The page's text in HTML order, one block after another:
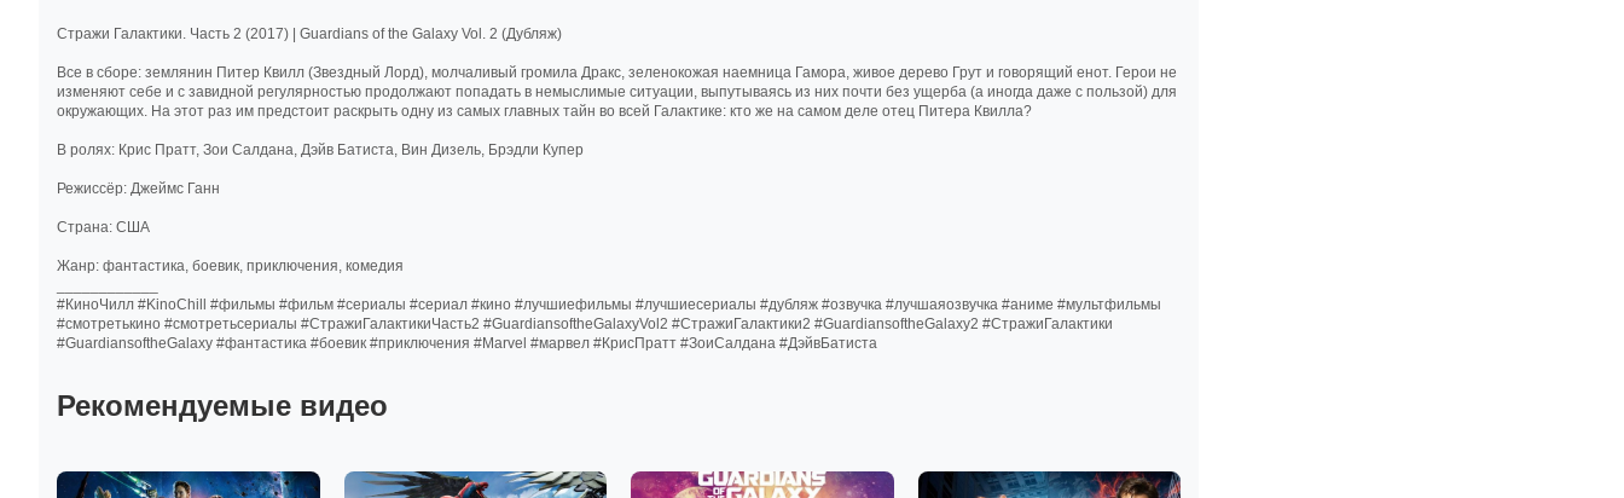
Стражи Галактики. Часть 2 (2017) | Guardians of the Galaxy Vol. 2 (Дубляж)
Все в сборе: землянин Питер Квилл (Звездный Лорд), молчаливый громила Дракс, зеленокожая наемница Гамора, живое дерево Грут и говорящий енот. Герои не
изменяют себе и с завидной регулярностью продолжают попадать в немыслимые ситуации, выпутываясь из них почти без ущерба (а иногда даже с пользой) для
окружающих. На этот раз им предстоит раскрыть одну из самых главных тайн во всей Галактике: кто же на самом деле отец Питера Квилла?
В ролях: Крис Пратт, Зои Салдана, Дэйв Батиста, Вин Дизель, Брэдли Купер
Режиссёр: Джеймс Ганн
Страна: США
Жанр: фантастика, боевик, приключения, комедия
#КиноЧилл #KinoChill #фильмы #фильм #сериалы #сериал #кино #лучшиефильмы #лучшиесериалы #дубляж #озвучка #лучшаяозвучка #аниме #мультфильмы
#смотретькино #смотретьсериалы #СтражиГалактикиЧасть2 #GuardiansoftheGalaxyVol2 #СтражиГалактики2 #GuardiansoftheGalaxy2 #СтражиГалактики
#GuardiansoftheGalaxy #фантастика #боевик #приключения #Marvel #марвел #КрисПратт #ЗоиСалдана #ДэйвБатиста
Рекомендуемые видео